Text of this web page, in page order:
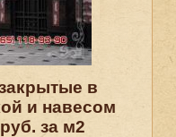
в
и навесом
за м2